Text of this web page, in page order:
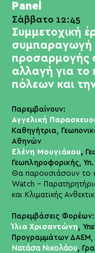
Panel
Σάββατο 12:45
Συμμετοχική
συμπαραγωγή
προσαρμογής
αλλαγή για το
πόλεων και
Παρεμβαίνουν:
Αγγελική
Καθηγήτρια,
Αθηνών
Ελένη Μουγιάκου,
Γεωπληροφορικής, Υπ.
Θα παρουσιάσουν το
Watch -
και Κλιματικής
Παρεμβάσεις Φορέων:
Ίλια Χρισαντώνη,
Προγραμμάτων ΔΑΕΜ,
Νατάσα Νικολάου,